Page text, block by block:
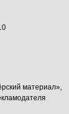
материал»,